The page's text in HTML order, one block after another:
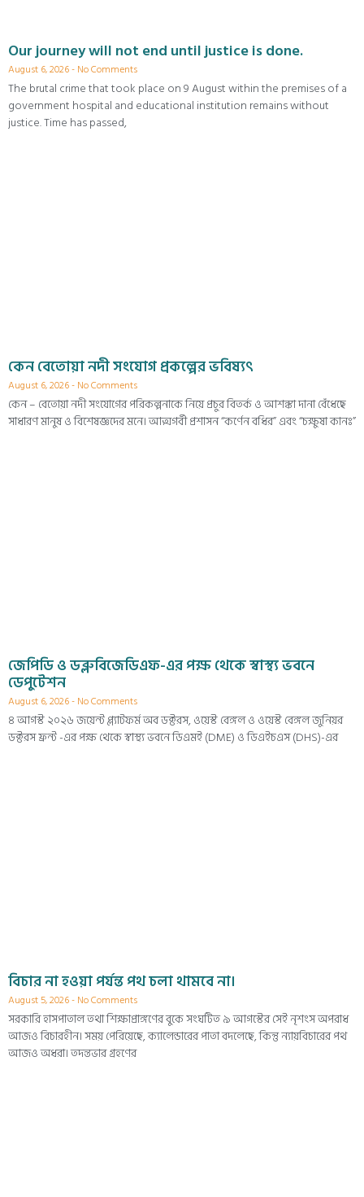
Our journey will not end until justice is done.
August 6, 2026 No Comments
The brutal crime that took place on 9 August within the premises of a
government hospital and educational institution remains without
justice. Time has passed,
কেন বেতোয়া নদী সংযোগ প্রকল্পের ভবিষ্যৎ
August 6, 2026 No Comments
কেন – বেতোয়া নদী সংযোগের পরিকল্পনাকে নিয়ে প্রচুর বিতর্ক ও আশঙ্কা দানা বেঁধেছে
সাধারণ মানুষ ও বিশেষজ্ঞদের মনে। আত্মগর্বী প্রশাসন “কর্ণেন বধির” এবং “চক্ষুষা কানঃ”
জেপিডি ও ডব্লুবিজেডিএফ-এর পক্ষ থেকে স্বাস্থ্য ভবনে
ডেপুটেশন
August 6, 2026 No Comments
৪ আগস্ট ২০২৬ জয়েন্ট প্ল্যাটফর্ম অব ডক্টরস, ওয়েস্ট বেঙ্গল ও ওয়েস্ট বেঙ্গল জুনিয়র
ডক্টরস ফ্রন্ট -এর পক্ষ থেকে স্বাস্থ্য ভবনে ডিএমই (DME) ও ডিএইচএস (DHS)-এর
বিচার না হওয়া পর্যন্ত পথ চলা থামবে না।
August 5, 2026 No Comments
সরকারি হাসপাতাল তথা শিক্ষাপ্রাঙ্গণের বুকে সংঘটিত ৯ আগস্টের সেই নৃশংস অপরাধ
আজও বিচারহীন। সময় পেরিয়েছে, ক্যালেন্ডারের পাতা বদলেছে, কিন্তু ন্যায়বিচারের পথ
আজও অধরা। তদন্তভার গ্রহণের